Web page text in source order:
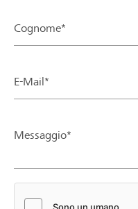
Cognome*
E-Mail*
Messaggio*